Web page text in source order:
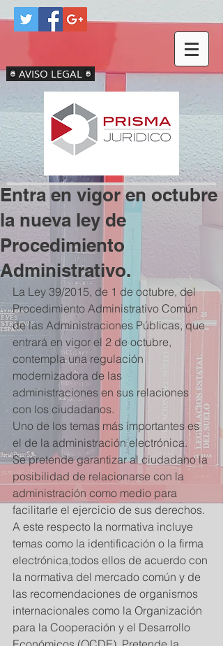
AVISO LEGAL
Entra en vigor en octubre
la nueva ley de
Procedimiento
Administrativo.
La Ley 39/2015, de 1 de octubre, del
Procedimiento Administrativo Común
de las Administraciones Públicas, que
entrará en vigor el 2 de octubre,
contempla una regulación
modernizadora de las
administraciones en sus relaciones
con los ciudadanos.
Uno de los temas más importantes es
el de la administración electrónica.
Se pretende garantizar al ciudadano la
posibilidad de relacionarse con la
administración como medio para
facilitarle el ejercicio de sus derechos.
A este respecto la normativa incluye
temas como la identificación o la firma
electrónica,todos ellos de acuerdo con
la normativa del mercado común y de
las recomendaciones de organismos
internacionales como la Organización
para la Cooperación y el Desarrollo